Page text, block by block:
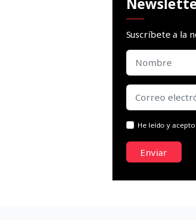
Suscríbete a la
He leído y
Enviar